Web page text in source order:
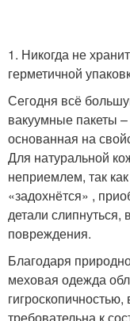
1. Никогда не
герметичной
Сегодня всё
вакуумные пакеты
основанная на
Для натуральной
неприемлем, так
«задохнётся» ,
детали
повреждения.
Благодаря
меховая одежда